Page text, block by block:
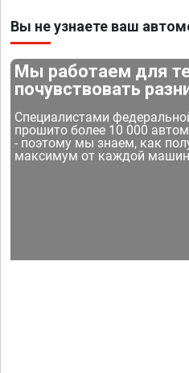
Вы не узнаете ваш
Мы работаем для
почувствовать
Специалистами
прошито более 10 000
- поэтому мы знаем, как
максимум от каждой